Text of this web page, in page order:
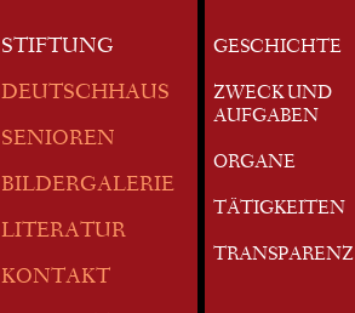
STIFTUNG
DEUTSCHHAUS
SENIOREN
BILDERGALERIE
LITERATUR
KONTAKT
GESCHICHTE
ZWECK UND
AUFGABEN
ORGANE
TÄTIGKEITEN
TRANSPARENZ